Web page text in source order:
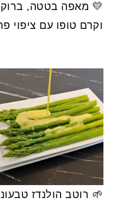
💛 מאפה בטטה,
וקרם טופו עם ציפוי
🌱 רוטב הולנדז